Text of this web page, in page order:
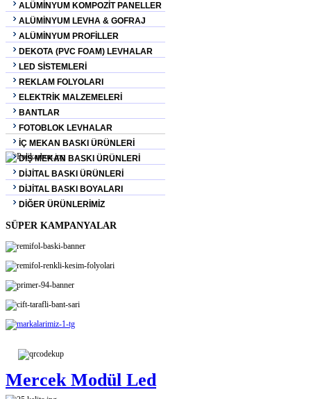
ALÜMİNYUM KOMPOZİT PANELLER
ALÜMİNYUM LEVHA & GOFRAJ
ALÜMİNYUM PROFİLLER
DEKOTA (PVC FOAM) LEVHALAR
LED SİSTEMLERİ
REKLAM FOLYOLARI
ELEKTRİK MALZEMELERİ
BANTLAR
FOTOBLOK LEVHALAR
İÇ MEKAN BASKI ÜRÜNLERİ
DIŞ MEKAN BASKI ÜRÜNLERİ
DİJİTAL BASKI ÜRÜNLERİ
DİJİTAL BASKI BOYALARI
DİĞER ÜRÜNLERİMİZ
SÜPER KAMPANYALAR
Mercek Modül Led